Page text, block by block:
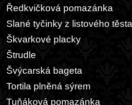
Ředkvičková pomazánka
Slané tyčinky z listového těsta
Škvarkové placky
Štrudle
Švýcarská bageta
Tortila plněná sýrem
Tuňáková pomazánka